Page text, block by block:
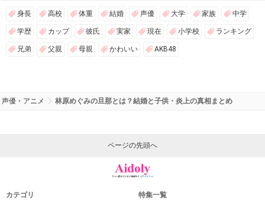
身長 高校 体重 結婚 声優 大学 家族 中学
学歴 カップ 彼氏 実家 現在 小学校 ランキング
兄弟 父親 母親 かわいい AKB48
声優・アニメ 林原めぐみの旦那とは？結婚と子供・炎上の真相まとめ
ページの先頭へ
カテゴリ 特集一覧